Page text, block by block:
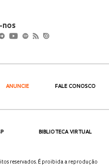
nos
ANUNCIE FALE CONOSCO
BIBLIOTECA VIRTUAL
reservados. É proibida a reprodução